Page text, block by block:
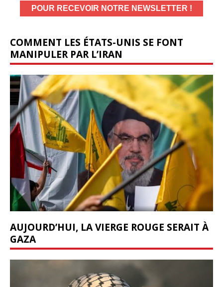
COMMENT LES ÉTATS-UNIS SE FONT
MANIPULER PAR L’IRAN
AUJOURD’HUI, LA VIERGE ROUGE SERAIT À
GAZA